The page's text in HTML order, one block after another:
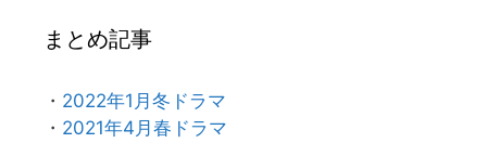
まとめ記事
・ 2022年1月冬ドラマ
・ 2021年4月春ドラマ